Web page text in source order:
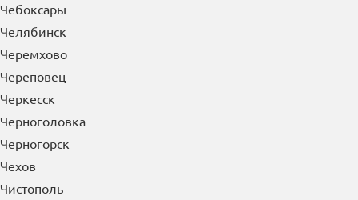
Чебоксары
Челябинск
Черемхово
Череповец
Черкесск
Черноголовка
Черногорск
Чехов
Чистополь